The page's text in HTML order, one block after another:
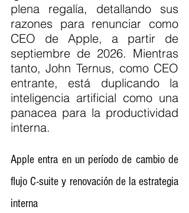
plena regalía, detallando sus
razones para renunciar como
CEO de Apple, a partir de
septiembre de 2026. Mientras
tanto, John Ternus, como CEO
entrante, está duplicando la
inteligencia artificial como una
panacea para la productividad
interna.
Apple entra en un período de cambio de
flujo C-suite y renovación de la estrategia
interna